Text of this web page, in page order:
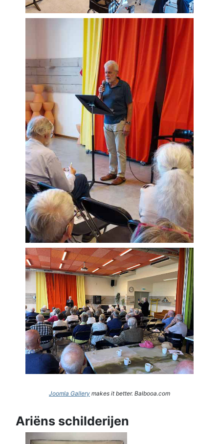
Joomla Gallery makes it better. Balbooa.com
Ariëns schilderijen